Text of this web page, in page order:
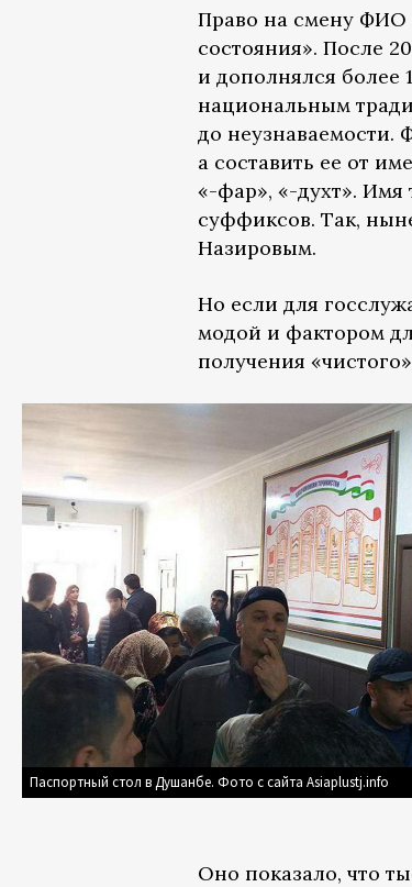
Право на смену ФИО
состояния». После
и дополнялся более
национальным
до
а составить ее от
«-фар», «-духт».
суффиксов. Так,
Назировым.
Но если для
модой и фактором
получения
Паспортный стол в Душанбе. Фото с сайта Asiaplustj.info
Оно показало, что